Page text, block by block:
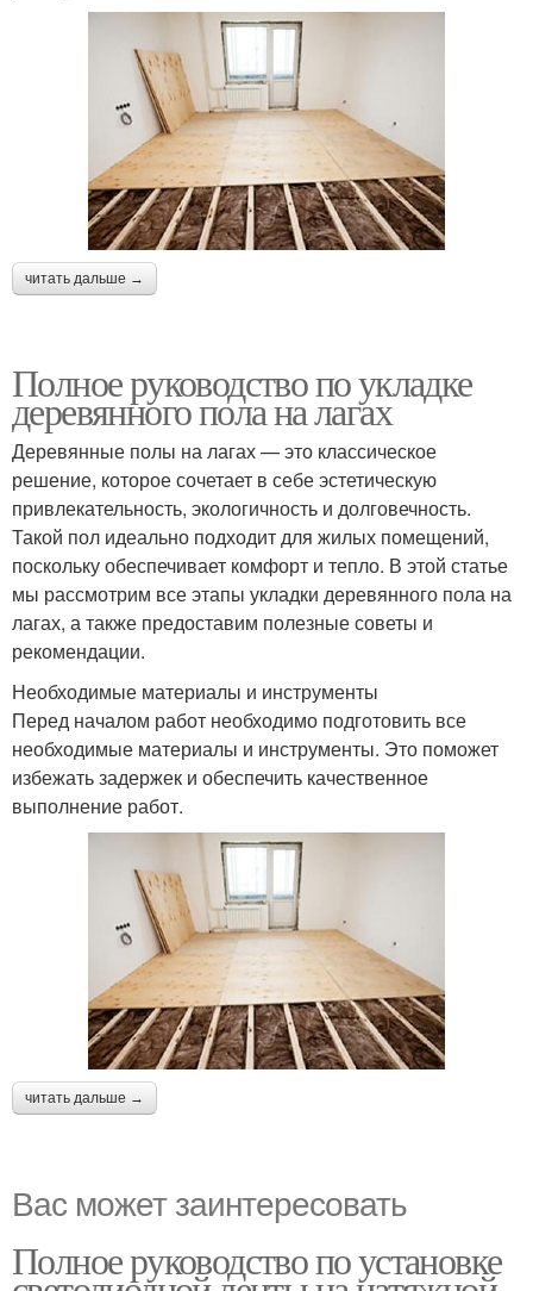
читать дальше →
Полное руководство по укладке
деревянного пола на лагах
Деревянные полы на лагах — это классическое
решение, которое сочетает в себе эстетическую
привлекательность, экологичность и долговечность.
Такой пол идеально подходит для жилых помещений,
поскольку обеспечивает комфорт и тепло. В этой статье
мы рассмотрим все этапы укладки деревянного пола на
лагах, а также предоставим полезные советы и
рекомендации.
Необходимые материалы и инструменты
Перед началом работ необходимо подготовить все
необходимые материалы и инструменты. Это поможет
избежать задержек и обеспечить качественное
выполнение работ.
читать дальше →
Вас может заинтересовать
Полное руководство по установке